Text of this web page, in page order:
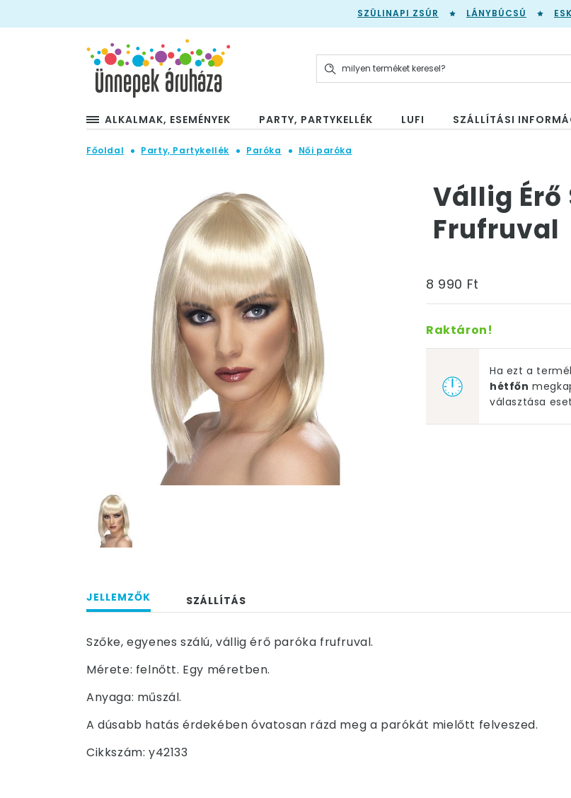
SZÜLINAPI ZSÚR LÁNYBÚCSÚ
ALKALMAK, ESEMÉNYEK PARTY, PARTYKELLÉK LUFI SZÁLLÍTÁSI
Főoldal Party, Partykellék Paróka Női paróka
Vállig Érő
Frufruval
8 990 Ft
Raktáron!
Ha ezt a
hétfőn
választása
JELLEMZŐK SZÁLLÍTÁS
Szőke, egyenes szálú, vállig érő paróka frufruval.
Mérete: felnőtt. Egy méretben.
Anyaga: műszál.
A dúsabb hatás érdekében óvatosan rázd meg a parókát mielőtt felveszed.
Cikkszám: y42133